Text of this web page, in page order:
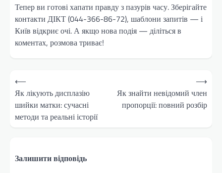
Тепер ви готові хапати правду з пазурів часу. Зберігайте
контакти ДІКТ (044-366-86-72), шаблони запитів — і
Київ відкриє очі. А якщо нова подія — діліться в
коментах, розмова триває!
Навігація
записів
⟵
Як лікують дисплазію
шийки матки: сучасні
методи та реальні історії
Як знайти невідомий член
пропорції: повний розбір
⟶
Залишити відповідь